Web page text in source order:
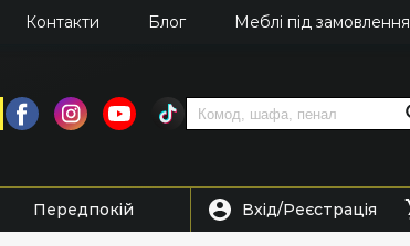
Контакти Блог Меблі під замовлення
Передпокій Вхід/Реєстрація